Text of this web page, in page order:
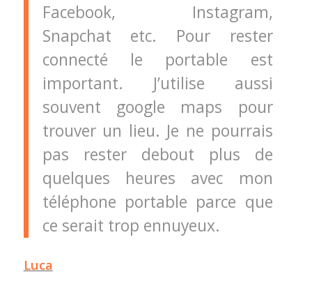
Facebook, Instagram,
Snapchat etc. Pour rester
connecté le portable est
important. J’utilise aussi
souvent google maps pour
trouver un lieu. Je ne pourrais
pas rester debout plus de
quelques heures avec mon
téléphone portable parce que
ce serait trop ennuyeux.
Luca